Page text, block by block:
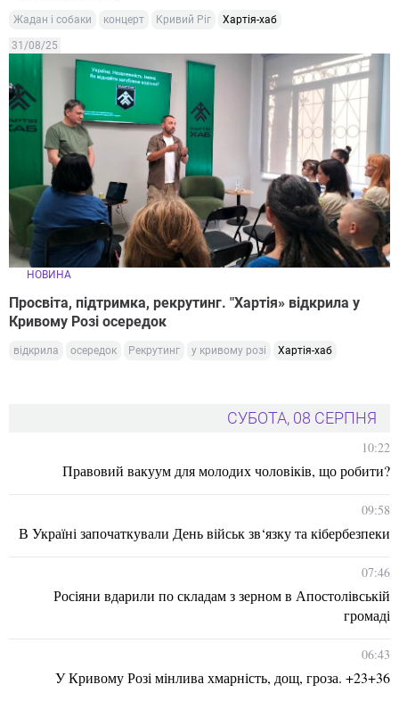
Жадан і собаки концерт Кривий Ріг Хартія-хаб
31/08/25
НОВИНА
Просвіта, підтримка, рекрутинг. "Хартія» відкрила у
Кривому Розі осередок
відкрила осередок Рекрутинг у кривому розі Хартія-хаб
СУБОТА, 08 СЕРПНЯ
10:22
Правовий вакуум для молодих чоловіків, що робити?
09:58
В Україні започаткували День військ зв‘язку та кібербезпеки
07:46
Росіяни вдарили по складам з зерном в Апостолівській
громаді
06:43
У Кривому Розі мінлива хмарність, дощ, гроза. +23+36